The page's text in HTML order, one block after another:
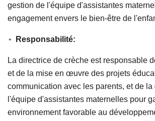
gestion de l'équipe d'assistantes
engagement envers le bien-être de
Responsabilité:
La directrice de crèche est responsable
et de la mise en œuvre des projets
communication avec les parents, et de la
l'équipe d'assistantes maternelles pour
environnement favorable au